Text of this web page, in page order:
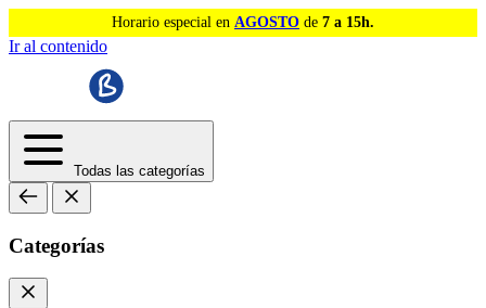
Horario especial en AGOSTO de 7 a 15h.
Ir al contenido
Todas las categorías
Categorías